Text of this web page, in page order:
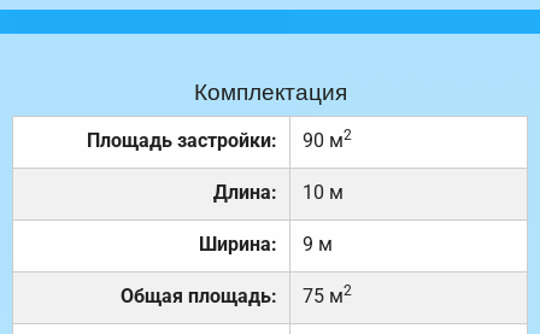
Комплектация
Площадь застройки: 90 м2
Длина: 10 м
Ширина: 9 м
Общая площадь: 75 м2